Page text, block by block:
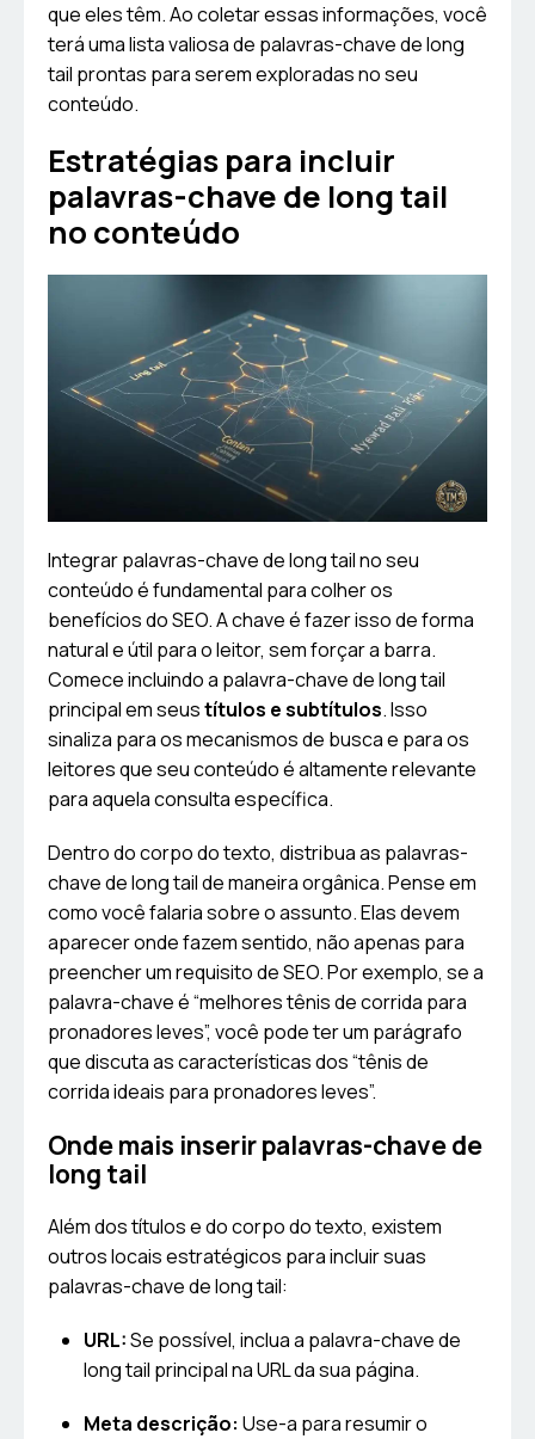
que eles têm. Ao coletar essas informações, você
terá uma lista valiosa de palavras-chave de long
tail prontas para serem exploradas no seu
conteúdo.
Estratégias para incluir
palavras-chave de long tail
no conteúdo
Integrar palavras-chave de long tail no seu
conteúdo é fundamental para colher os
benefícios do SEO. A chave é fazer isso de forma
natural e útil para o leitor, sem forçar a barra.
Comece incluindo a palavra-chave de long tail
principal em seustítulos e subtítulos. Isso
sinaliza para os mecanismos de busca e para os
leitores que seu conteúdo é altamente relevante
para aquela consulta específica.
Dentro do corpo do texto, distribua as palavras-
chave de long tail de maneira orgânica. Pense em
como você falaria sobre o assunto. Elas devem
aparecer onde fazem sentido, não apenas para
preencher um requisito de SEO. Por exemplo, se a
palavra-chave é “melhores tênis de corrida para
pronadores leves”, você pode ter um parágrafo
que discuta as características dos “tênis de
corrida ideais para pronadores leves”.
Onde mais inserir palavras-chave de
long tail
Além dos títulos e do corpo do texto, existem
outros locais estratégicos para incluir suas
palavras-chave de long tail:
URL:Se possível, inclua a palavra-chave de
long tail principal na URL da sua página.
Meta descrição: Use-a para resumir o